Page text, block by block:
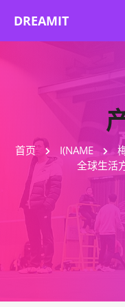
首页 I(NAME
全球生活